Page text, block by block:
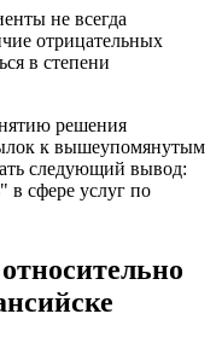
не всегда
отрицательных
в степени
решения
к вышеупомянутым
следующий вывод:
в сфере услуг по